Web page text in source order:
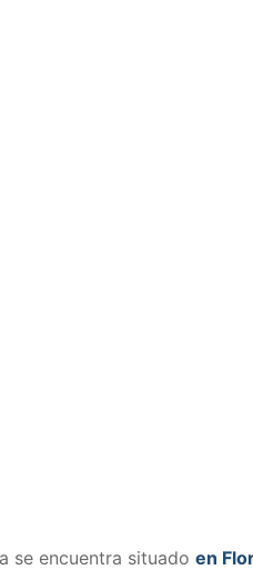
se encuentra situado en